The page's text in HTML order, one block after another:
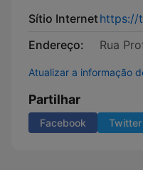
Sítio Internethttps://
Endereço:
Rua
Atualizar a informação
Partilhar
Facebook Twitter